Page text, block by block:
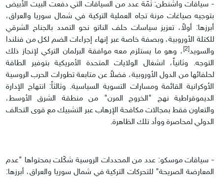
- سياقات واشنطن: ثمّة عدد من السياقات التي دفعت البيت الأبيض
بتوجيه صياغات مرنة تجاه العملية التركية في شمال سوريا والعراق،
أبرزها: أولاً، تعزيز سياسات حلف الناتو نحو التمدد بالجناح الشرقي
للكتلة الأوروبية، وبصفة خاصة عبر إنهاء إجراءات الضم لكل من فنلندا
والسويد
، وهو ما يستلزم معه موافقة البرلمان التركي لإنجاز ذلك
التوجه. وثانياً، انشغال الولايات المتحدة الأمريكية بتوفير الطاقة
لحلفائها من الدول الأوروبية، فضلاً عن متابعة تطورات الحرب الروسية
الأوكرانية القائمة ومسارات التسوية السياسية. وثالثاً: انتهاج الإدارة
الديموقراطية نهج "الخروج المرن" من منطقة الشرق الأوسط،
والتعاون فقط بمجالات مكافحة الإرهاب عبر التشبيك مع قوى التحالف
الدولي لمحاصرة ووأد تلك الظاهرة.
- سياقات موسكو: عدد من المحددات الروسية شكّلت بمحتواها "عدم
المعارضة الصريحة" للتحركات التركية في شمال سوريا والعراق، أبرزها: